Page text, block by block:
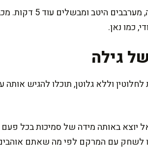
לקראת הסוף,
כמו נאן.
גילה
וללא גלוטן, תוכלו להגיש אותה
יוצא באותה מידה של סמיכות בכל
לשחק עם המרקם לפי מה שאתם